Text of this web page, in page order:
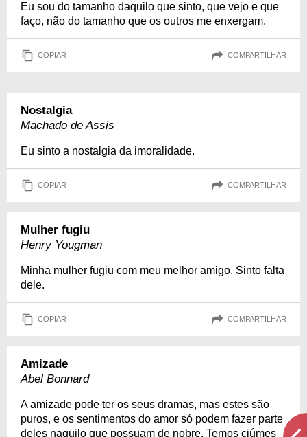
Eu sou do tamanho daquilo que sinto, que vejo e que
faço, não do tamanho que os outros me enxergam.
COPIAR COMPARTILHAR
Nostalgia
Machado de Assis
Eu sinto a nostalgia da imoralidade.
COPIAR COMPARTILHAR
Mulher fugiu
Henry Yougman
Minha mulher fugiu com meu melhor amigo. Sinto falta
dele.
COPIAR COMPARTILHAR
Amizade
Abel Bonnard
A amizade pode ter os seus dramas, mas estes são
puros, e os sentimentos do amor só podem fazer parte
deles naquilo que possuam de nobre. Temos ciúmes